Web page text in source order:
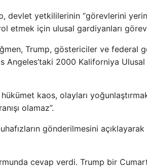
devlet yetkililerinin “görevlerini
etmek için ulusal gardiyanları
Trump, göstericiler ve federal
Angeles’taki 2000 Kaliforniya Ulusal
kaos, olayları
olamaz”.
gönderilmesini
cevap verdi. Trump bir